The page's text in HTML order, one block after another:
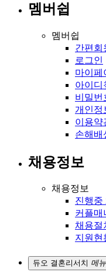
멤버쉽
멤버쉽
간편회
로그인
마이페
아이디
비밀번
개인정
이용약
손해배
채용정보
채용정보
진행중
커플매
채용절
지원현
듀오 결혼리서치 메